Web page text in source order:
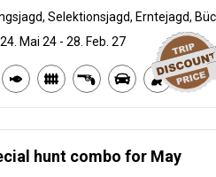
Mai 24 - 28. Feb. 27
hunt combo for May